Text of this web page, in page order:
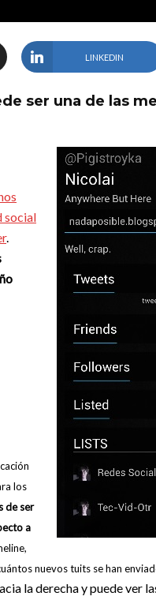
LINKEDIN
ser una de las
social
.
los
de ser
a
nuevos tuits se han
la derecha y puede ver